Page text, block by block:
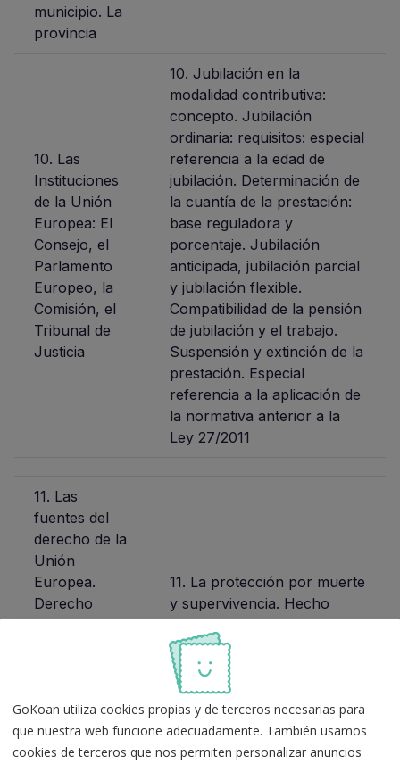
municipio. La
provincia
10. Las
Instituciones
de la Unión
Europea: El
Consejo, el
Parlamento
Europeo, la
Comisión, el
Tribunal de
Justicia
10. Jubilación en la
modalidad contributiva:
concepto. Jubilación
ordinaria: requisitos: especial
referencia a la edad de
jubilación. Determinación de
la cuantía de la prestación:
base reguladora y
porcentaje. Jubilación
anticipada, jubilación parcial
y jubilación flexible.
Compatibilidad de la pensión
de jubilación y el trabajo.
Suspensión y extinción de la
prestación. Especial
referencia a la aplicación de
la normativa anterior a la
Ley 27/2011
11. Las
fuentes del
derecho de la
Unión
Europea.
Derecho
directivas y
decisiones.
Otras fuentes.
11. La protección por muerte
y supervivencia. Hecho
prestaciones de viudedad,
orfandad y en favor de
familiares. Cuantía de las
prestaciones. Compatibilidad.
Suspensión y Extinción.
Normas específicas en caso
GoKoan utiliza cookies propias y de terceros necesarias para
que nuestra web funcione adecuadamente. También usamos
cookies de terceros que nos permiten personalizar anuncios